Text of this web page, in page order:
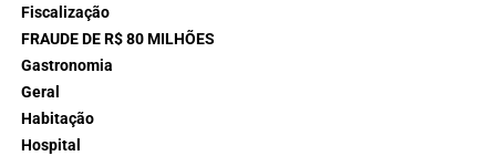
Fiscalização
FRAUDE DE R$ 80 MILHÕES
Gastronomia
Geral
Habitação
Hospital